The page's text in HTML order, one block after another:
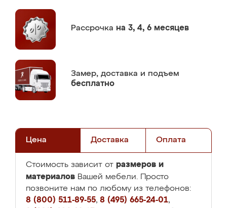
Рассрочка на 3, 4, 6 месяцев
Замер, доставка и подъем
бесплатно
Цена Доставка Оплата
Стоимость зависит от размеров и
материалов Вашей мебели. Просто
позвоните нам по любому из телефонов:
8 (800) 511-89-55, 8 (495) 665-24-01,